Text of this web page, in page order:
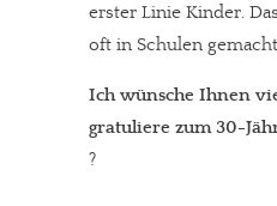
erster Linie Kinder.
oft in Schulen
Ich wünsche Ihnen
gratuliere zum 30-
?